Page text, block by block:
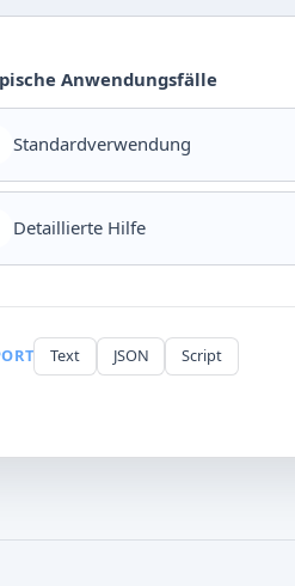
Anwendungsfälle
Standardverwendung
Detaillierte Hilfe
Text JSON Script